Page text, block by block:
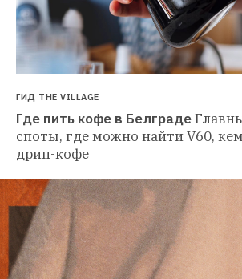
ГИД THE VILLAGE
Где пить кофе в Белграде
споты, где можно найти V60,
дрип-кофе